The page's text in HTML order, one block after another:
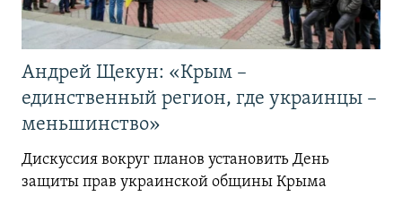
Андрей Щекун: «Крым –
единственный регион, где украинцы –
меньшинство»
Дискуссия вокруг планов установить День
защиты прав украинской общины Крыма